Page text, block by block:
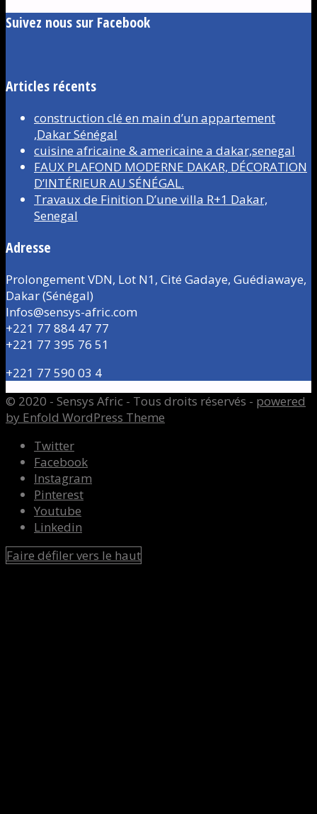
Suivez nous sur Facebook
Articles récents
construction clé en main d’un appartement
,Dakar Sénégal
cuisine africaine & americaine a dakar,senegal
FAUX PLAFOND MODERNE DAKAR, DÉCORATION
D’INTÉRIEUR AU SÉNÉGAL.
Travaux de Finition D’une villa R+1 Dakar,
Senegal
Adresse
Prolongement VDN, Lot N1, Cité Gadaye, Guédiawaye,
Dakar (Sénégal)
Infos@sensys-afric.com
+221 77 884 47 77
+221 77 395 76 51
+221 77 590 03 4
© 2020 - Sensys Afric - Tous droits réservés - powered
by Enfold WordPress Theme
Twitter
Facebook
Instagram
Pinterest
Youtube
Linkedin
Faire défiler vers le haut